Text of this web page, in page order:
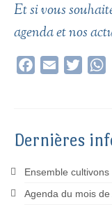
Et si vous
agenda et nos
Facebook
Email Twitter
Dernières
Ensemble
Agenda du mois de